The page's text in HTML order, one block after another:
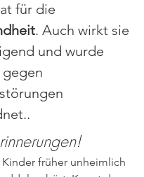
für die
. Auch wirkt sie
und wurde
früher unheimlich